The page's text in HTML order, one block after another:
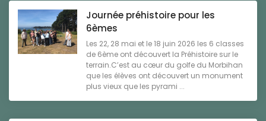
Journée préhistoire pour les
6èmes
Les 22, 28 mai et le 18 juin 2026 les 6 classes
de 6ème ont découvert la Préhistoire sur le
terrain.C’est au cœur du golfe du Morbihan
que les élèves ont découvert un monument
plus vieux que les pyrami ...